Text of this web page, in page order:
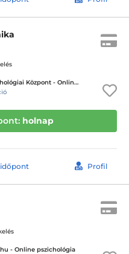
Pszichocloud Pszichológiai Központ - Online ügyfélfogadás
holnap
időpont Profil
- Online pszichológia